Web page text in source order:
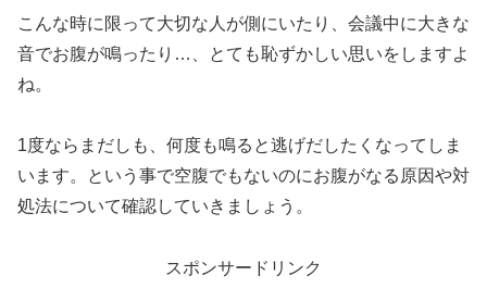
こんな時に限って大切な人が側にいたり、会議中に大きな
音でお腹が鳴ったり…、とても恥ずかしい思いをしますよ
ね。
1度ならまだしも、何度も鳴ると逃げだしたくなってしま
います。という事で空腹でもないのにお腹がなる原因や対
処法について確認していきましょう。
スポンサードリンク